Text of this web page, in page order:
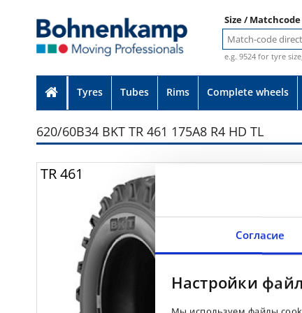
Согласие
Настройки
Size / Matchcode
e.g. 9524 for tyre
Tyres Tubes Rims Complete wheels
620/60B34 BKT TR 461 175A8 R4 HD TL
TR 461